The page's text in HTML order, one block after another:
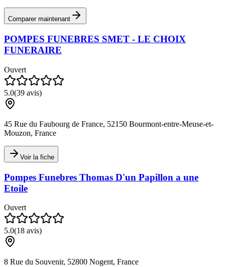
Comparer maintenant
POMPES FUNEBRES SMET - LE CHOIX
FUNERAIRE
Ouvert
5.0(39 avis)
45 Rue du Faubourg de France, 52150 Bourmont-entre-Meuse-et-
Mouzon, France
Voir la fiche
Pompes Funebres Thomas D'un Papillon a une
Etoile
Ouvert
5.0(18 avis)
8 Rue du Souvenir, 52800 Nogent, France